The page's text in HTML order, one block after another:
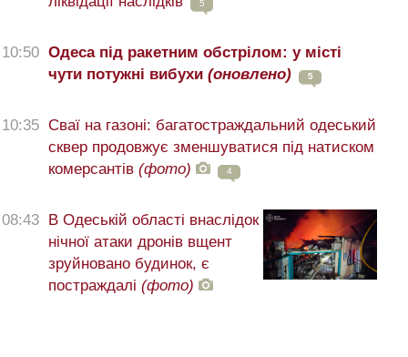
5
10:50 Одеса під ракетним обстрілом: у місті
чути потужні вибухи (оновлено) 5
10:35 Сваї на газоні: багатостраждальний одеський
сквер продовжує зменшуватися під натиском
комерсантів (фото) 4
08:43 В Одеській області внаслідок
нічної атаки дронів вщент
зруйновано будинок, є
постраждалі (фото)